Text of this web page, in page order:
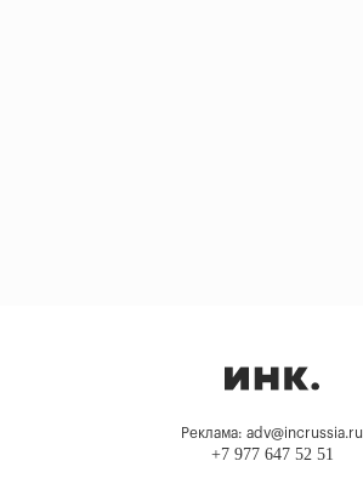
Реклама: adv@incrussia.ru
+7 977 647 52 51